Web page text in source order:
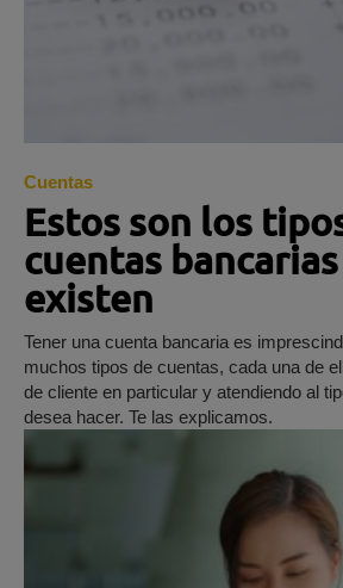
Cuentas
Estos son los
cuentas
existen
Tener una cuenta bancaria es
muchos tipos de cuentas, cada una de
de cliente en particular y atendiendo al
desea hacer. Te las explicamos.